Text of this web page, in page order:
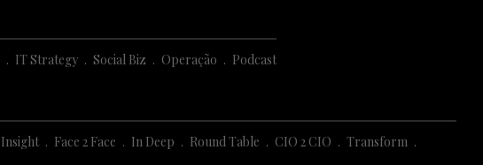
IT Strategy Social Biz Operação Podcast
Insight Face 2 Face In Deep Round Table CIO 2 CIO
Transform